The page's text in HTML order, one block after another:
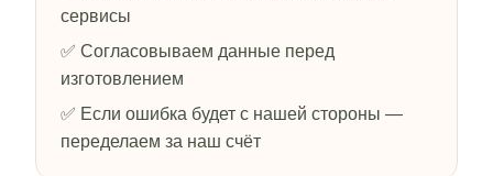
сервисы
✅ Согласовываем данные перед
изготовлением
✅ Если ошибка будет с нашей стороны —
переделаем за наш счёт